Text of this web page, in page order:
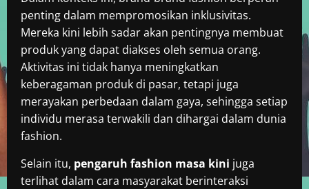
penting dalam mempromosikan inklusivitas.
Mereka kini lebih sadar akan pentingnya membuat
produk yang dapat diakses oleh semua orang.
Aktivitas ini tidak hanya meningkatkan
keberagaman produk di pasar, tetapi juga
merayakan perbedaan dalam gaya, sehingga setiap
individu merasa terwakili dan dihargai dalam dunia
fashion.
Selain itu, pengaruh fashion masa kini juga
terlihat dalam cara masyarakat berinteraksi